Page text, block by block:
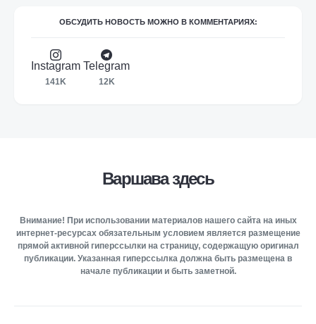
ОБСУДИТЬ НОВОСТЬ МОЖНО В КОММЕНТАРИЯХ:
Instagram
141K
Telegram
12K
Варшава здесь
Внимание! При использовании материалов нашего сайта на иных
интернет-ресурсах обязательным условием является размещение
прямой активной гиперссылки на страницу, содержащую оригинал
публикации. Указанная гиперссылка должна быть размещена в
начале публикации и быть заметной.